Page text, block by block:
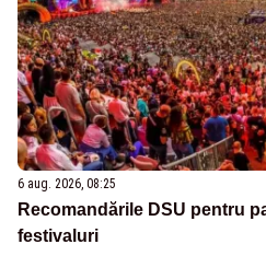
6 aug. 2026, 08:25
Recomandările DSU pentru
festivaluri